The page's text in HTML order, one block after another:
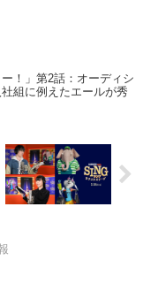
ー！」第2話：オーディシ
組に例えたエールが秀